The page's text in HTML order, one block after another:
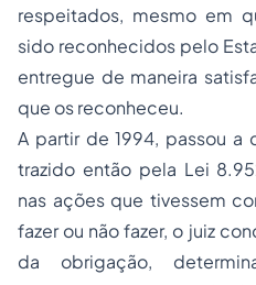
respeitados, mesmo em
sido reconhecidos pelo
entregue de maneira
que os reconheceu.
A partir de 1994, passou a
trazido então pela Lei
nas ações que tivessem
fazer ou não fazer, o juiz
da obrigação,